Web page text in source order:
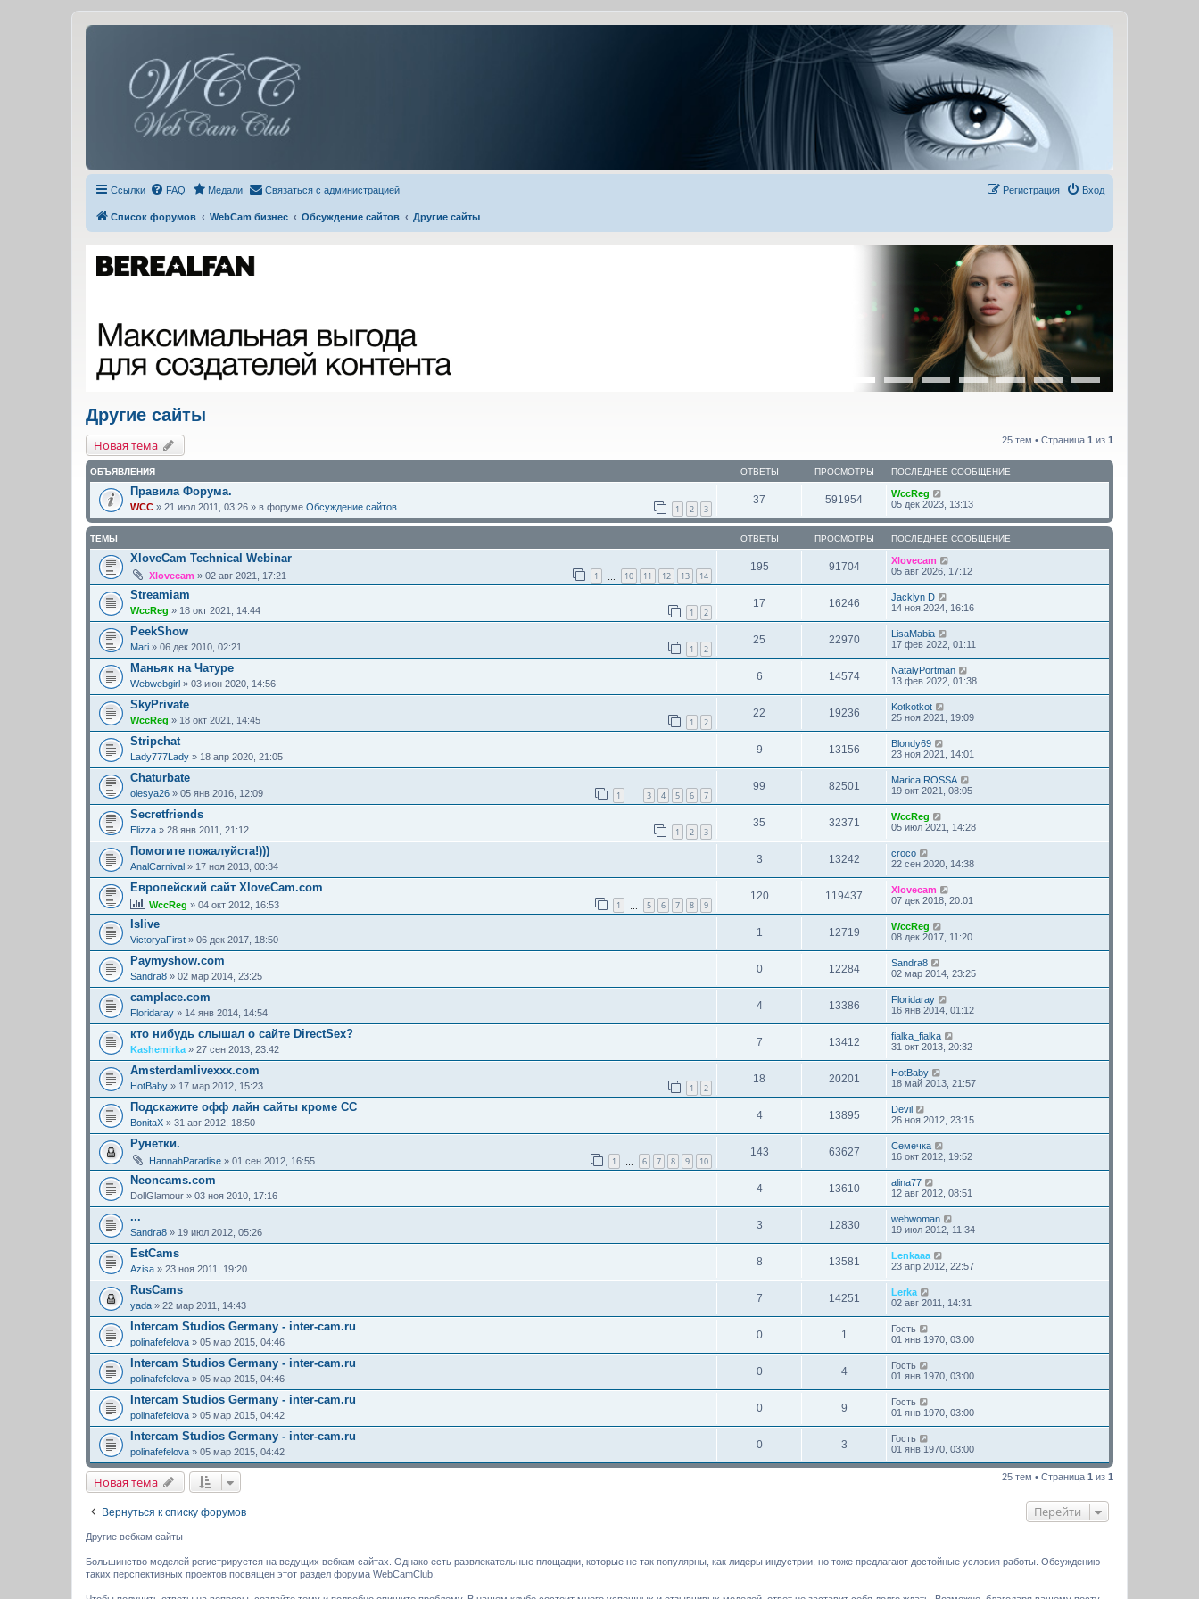
Ссылки FAQ Медали Связаться с администрацией Вход
Регистрация
Список форумов WebCam бизнес Обсуждение сайтов Другие сайты
Другие сайты
Новая тема 25 тем • Страница 1 из 1
ОБЪЯВЛЕНИЯ ОТВЕТЫ ПРОСМОТРЫ ПОСЛЕДНЕЕ СООБЩЕНИЕ
Правила Форума.
WCC » 21 июл 2011, 03:26 » в форуме Обсуждение сайтов 1 2 3
37 591954
WccReg
05 дек 2023, 13:13
ТЕМЫ ОТВЕТЫ ПРОСМОТРЫ ПОСЛЕДНЕЕ СООБЩЕНИЕ
XloveCam Technical Webinar
Xlovecam » 02 авг 2021, 17:21 1 10 11 12 13 14
195 91704
Xlovecam
05 авг 2026, 17:12
Streamiam
WccReg » 18 окт 2021, 14:44 1 2
17 16246
Jacklyn D
14 ноя 2024, 16:16
PeekShow
Mari » 06 дек 2010, 02:21 1 2
25 22970
LisaMabia
17 фев 2022, 01:11
Маньяк на Чатуре
Webwebgirl » 03 июн 2020, 14:56
6 14574
NatalyPortman
13 фев 2022, 01:38
SkyPrivate
WccReg » 18 окт 2021, 14:45 1 2
22 19236
Kotkotkot
25 ноя 2021, 19:09
Stripchat
Lady777Lady » 18 апр 2020, 21:05
9 13156
Blondy69
23 ноя 2021, 14:01
Chaturbate
olesya26 » 05 янв 2016, 12:09 1 3 4 5 6 7
99 82501
Marica ROSSA
19 окт 2021, 08:05
Secretfriends
Elizza » 28 янв 2011, 21:12 1 2 3
35 32371
WccReg
05 июл 2021, 14:28
Помогите пожалуйста!)))
AnalCarnival » 17 ноя 2013, 00:34
3 13242
croco
22 сен 2020, 14:38
Европейский сайт XloveCam.com
WccReg » 04 окт 2012, 16:53 1 5 6 7 8 9
120 119437
Xlovecam
07 дек 2018, 20:01
Islive
VictoryaFirst » 06 дек 2017, 18:50
1 12719
WccReg
08 дек 2017, 11:20
Paymyshow.com
Sandra8 » 02 мар 2014, 23:25
0 12284
Sandra8
02 мар 2014, 23:25
camplace.com
Floridaray » 14 янв 2014, 14:54
4 13386
Floridaray
16 янв 2014, 01:12
кто нибудь слышал о сайте DirectSex?
Kashemirka » 27 сен 2013, 23:42
7 13412
fialka_fialka
31 окт 2013, 20:32
Amsterdamlivexxx.com
HotBaby » 17 мар 2012, 15:23 1 2
18 20201
HotBaby
18 май 2013, 21:57
Подскажите офф лайн сайты кроме СС
BonitaX » 31 авг 2012, 18:50
4 13895
Devil
26 ноя 2012, 23:15
Рунетки.
HannahParadise » 01 сен 2012, 16:55 1 6 7 8 9 10
143 63627
Семечка
16 окт 2012, 19:52
Neoncams.com
DollGlamour » 03 ноя 2010, 17:16
4 13610
alina77
12 авг 2012, 08:51
...
Sandra8 » 19 июл 2012, 05:26
3 12830
webwoman
19 июл 2012, 11:34
EstCams
Azisa » 23 ноя 2011, 19:20
8 13581
Lenkaaa
23 апр 2012, 22:57
RusCams
yada » 22 мар 2011, 14:43
7 14251
Lerka
02 авг 2011, 14:31
Intercam Studios Germany - inter-cam.ru
polinafefelova » 05 мар 2015, 04:46
0 1
Гость
01 янв 1970, 03:00
Intercam Studios Germany - inter-cam.ru
polinafefelova » 05 мар 2015, 04:46
0 4
Гость
01 янв 1970, 03:00
Intercam Studios Germany - inter-cam.ru
polinafefelova » 05 мар 2015, 04:42
0 9
Гость
01 янв 1970, 03:00
Intercam Studios Germany - inter-cam.ru
polinafefelova » 05 мар 2015, 04:42
0 3
Гость
01 янв 1970, 03:00
Новая тема 25 тем • Страница 1 из 1
Вернуться к списку форумов Перейти
Другие вебкам сайты
Большинство моделей регистрируется на ведущих вебкам сайтах. Однако есть развлекательные площадки, которые не так популярны, как лидеры индустрии, но тоже предлагают достойные условия работы. Обсуждению
таких перспективных проектов посвящен этот раздел форума WebCamClub.